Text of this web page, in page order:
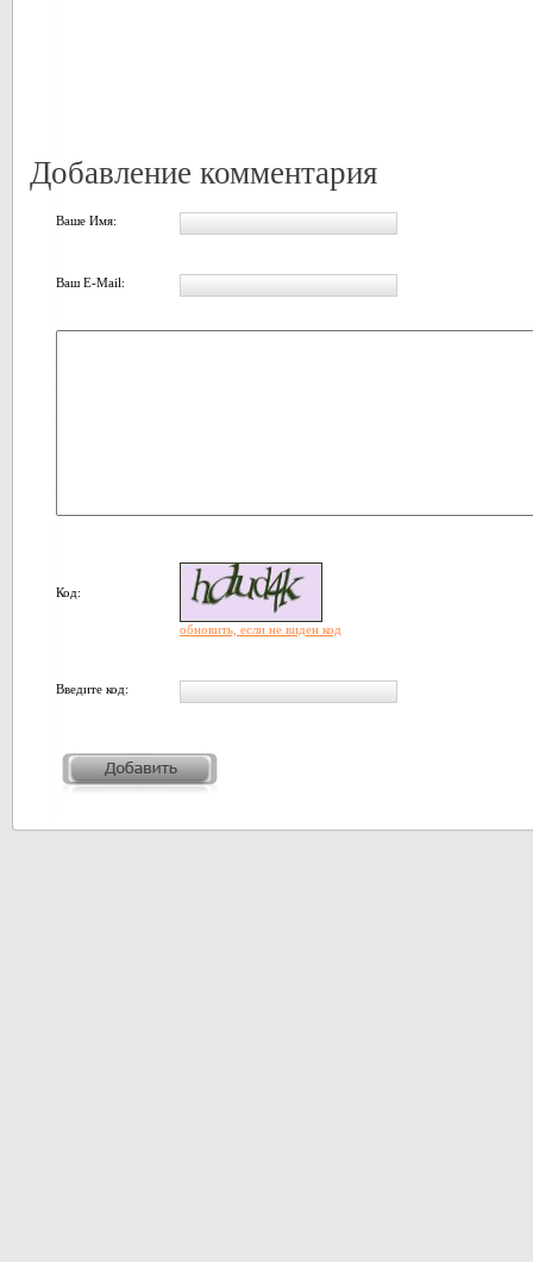
Добавление комментария
Ваше Имя:
Ваш E-Mail:
Код:
обновить, если не виден код
Введите код: